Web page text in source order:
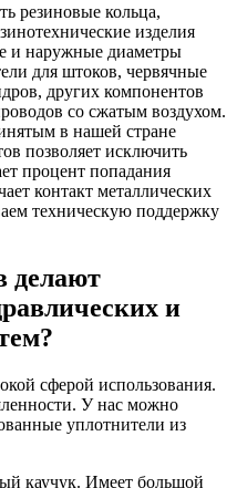
резиновые кольца,
изделия
и наружные диаметры
для штоков, червячные
других компонентов
со сжатым воздухом.
в нашей стране
позволяет исключить
процент попадания
контакт металлических
техническую поддержку
делают
и
сферой использования.
У нас можно
уплотнители из
каучук. Имеет большой